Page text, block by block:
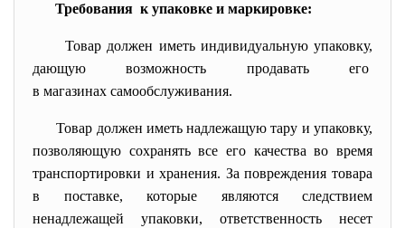
Требования к упаковке и маркировке:
Товар должен иметь индивидуальную упаковку,
дающую возможность продавать его
в магазинах самообслуживания.
Товар должен иметь надлежащую тару и упаковку,
позволяющую сохранять все его качества во время
транспортировки и хранения. За повреждения товара
в поставке, которые являются следствием
ненадлежащей упаковки, ответственность несет